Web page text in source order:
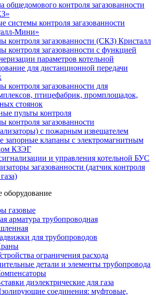
общедомового контроля загазованности
системы контроля загазованности
Мини»
контроля загазованности (СКЗ) Кристалл
контроля загазованности с функцией
параметров котельной
для дистанционной передачи
контроля загазованности для
птицефабрик, промплощадок,
стоянок
пульты контроля
контроля загазованности
с пожарным извещателем
запорные клапаны с электромагнитным
КЗЭГ
и управления котельной БУС
загазованности (датчик контроля
оборудование
газовые
арматура трубопроводная
для трубопроводов
ограничения расхода
детали и элементы трубопровода
диэлектрические для газа
соединения: муфтовые,